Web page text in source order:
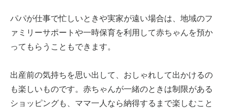
パパが仕事で忙しいときや実家が遠い場合は、地域のフ
ァミリーサポートや一時保育を利用して赤ちゃんを預か
ってもらうこともできます。
出産前の気持ちを思い出して、おしゃれして出かけるの
も楽しいものです。赤ちゃんが一緒のときは制限がある
ショッピングも、ママ一人なら納得するまで楽しむこと